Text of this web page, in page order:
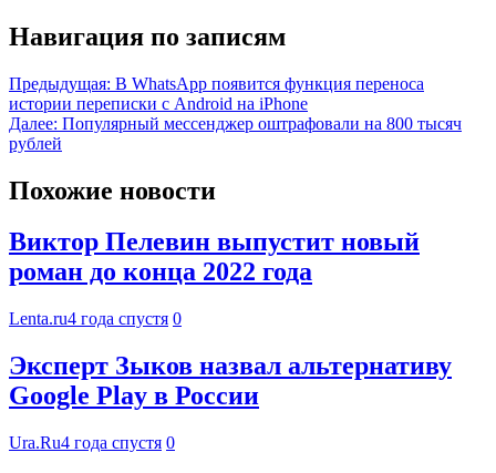
Навигация по записям
Предыдущая: В WhatsApp появится функция переноса
истории переписки с Android на iPhone
Далее: Популярный мессенджер оштрафовали на 800 тысяч
рублей
Похожие новости
Виктор Пелевин выпустит новый
роман до конца 2022 года
Lenta.ru4 года спустя 0
Эксперт Зыков назвал альтернативу
Google Play в России
Ura.Ru4 года спустя 0